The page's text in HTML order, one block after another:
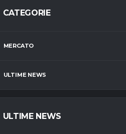
CATEGORIE
MERCATO
ULTIME NEWS
ULTIME NEWS